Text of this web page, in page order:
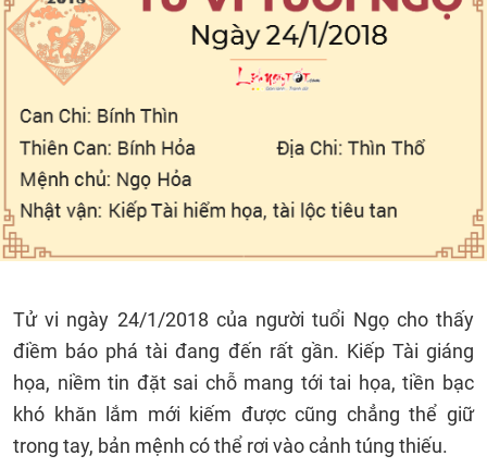
Tử vi ngày 24/1/2018 của người tuổi Ngọ cho thấy
điềm báo phá tài đang đến rất gần. Kiếp Tài giáng
họa, niềm tin đặt sai chỗ mang tới tai họa, tiền bạc
khó khăn lắm mới kiếm được cũng chẳng thể giữ
trong tay, bản mệnh có thể rơi vào cảnh túng thiếu.